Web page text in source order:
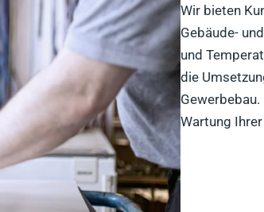
Wir bieten
Gebäude-
und
die
Wartung